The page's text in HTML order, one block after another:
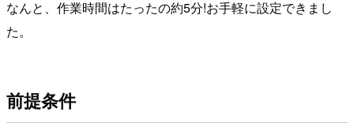
なんと、作業時間はたったの約5分!お手軽に設定できまし
た。
前提条件